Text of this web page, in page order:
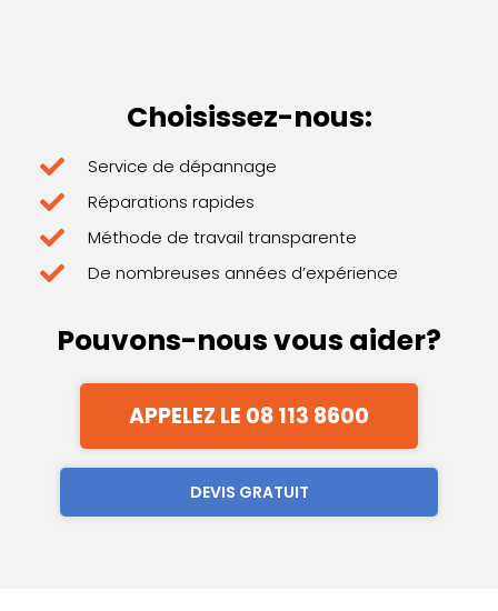
Choisissez-nous:
Service de dépannage
Réparations rapides
Méthode de travail transparente
De nombreuses années d’expérience
Pouvons-nous vous aider?
APPELEZ LE 08 113 8600
DEVIS GRATUIT